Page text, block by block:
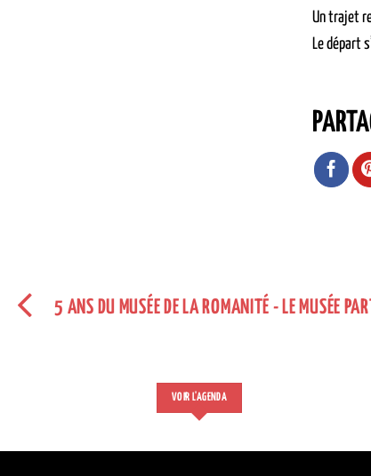
Un trajet
Le départ
5 ANS DU MUSÉE DE LA ROMANITÉ - LE MUSÉE
VOIR L'AGENDA